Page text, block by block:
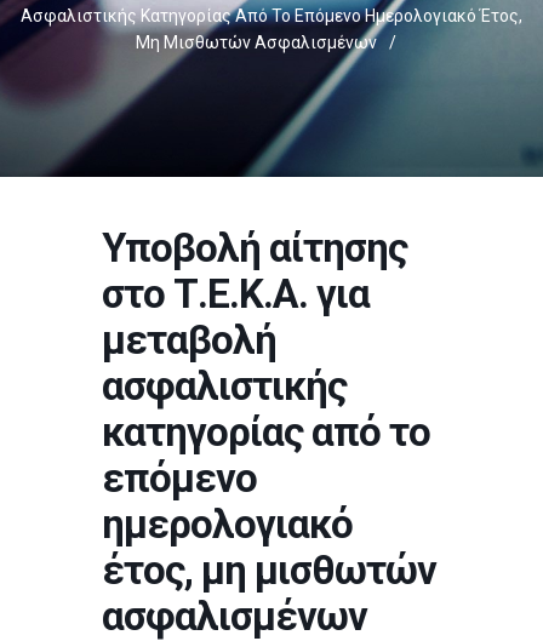
Ασφαλιστικής Κατηγορίας Από Το Επόμενο Ημερολογιακό Έτος,
Μη Μισθωτών Ασφαλισμένων
/
Υποβολή αίτησης
στο Τ.Ε.Κ.Α. για
μεταβολή
ασφαλιστικής
κατηγορίας από το
επόμενο
ημερολογιακό
έτος, μη μισθωτών
ασφαλισμένων